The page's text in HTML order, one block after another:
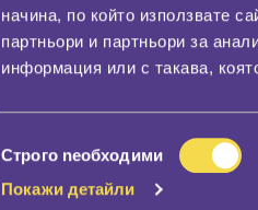
начина, по който използвате
партньори и партньори за
информация или с такава,
на
съгласие
Строго nеобходими
Покажи детайли
По бранд
Промотирани гуми
Доставка и плащане
Политика за поверителност